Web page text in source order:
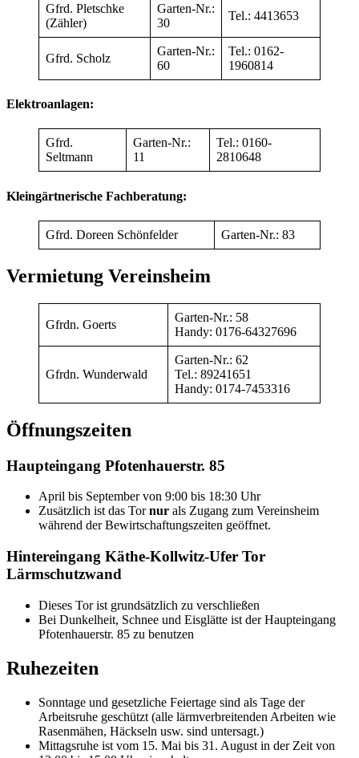
Gfrd. Pletschke
(Zähler)
Garten-Nr.:
30
Tel.: 4413653
Gfrd. Scholz
Garten-Nr.:
60
Tel.: 0162-
1960814
Elektroanlagen:
Gfrd.
Seltmann
Garten-Nr.:
11
Tel.: 0160-
2810648
Kleingärtnerische Fachberatung:
Gfrd. Doreen Schönfelder Garten-Nr.: 83
Vermietung Vereinsheim
Gfrdn. Goerts
Garten-Nr.: 58
Handy: 0176-64327696
Gfrdn. Wunderwald
Garten-Nr.: 62
Tel.: 89241651
Handy: 0174-7453316
Öffnungszeiten
Haupteingang Pfotenhauerstr. 85
April bis September von 9:00 bis 18:30 Uhr
Zusätzlich ist das Tornur als Zugang zum Vereinsheim
während der Bewirtschaftungszeiten geöffnet.
Hintereingang Käthe-Kollwitz-Ufer Tor
Lärmschutzwand
Dieses Tor ist grundsätzlich zu verschließen
Bei Dunkelheit, Schnee und Eisglätte ist der Haupteingang
Pfotenhauerstr. 85 zu benutzen
Ruhezeiten
Sonntage und gesetzliche Feiertage sind als Tage der
Arbeitsruhe geschützt (alle lärmverbreitenden Arbeiten wie
Rasenmähen, Häckseln usw. sind untersagt.)
Mittagsruhe ist vom 15. Mai bis 31. August in der Zeit von